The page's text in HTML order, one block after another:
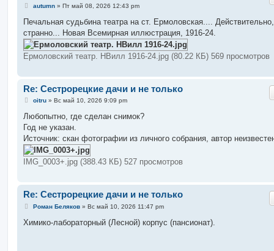
С
о
щ
е
н
и
autumn» Пт май 08, 2026 12:43 pm
Печальная судьбина театра на ст. Ермоловская.... Действительно,
странно... Новая Всемирная иллюстрация, 1916-24.
Ермоловский театр. НВилл 1916-24.jpg (80.22 КБ) 569 просмотров
Re: Сестрорецкие дачи и не только
С
о
щ
е
н
и
е
oitru» Вс май 10, 2026 9:09 pm
Любопытно, где сделан снимок?
Год не указан.
Источник: скан фотографии из личного собрания, автор
IMG_0003+.jpg (388.43 КБ) 527 просмотров
Re: Сестрорецкие дачи и не только
С
о
Роман Беляков» Вс май 10, 2026 11:47 pm
Химико-лабораторный (Лесной) корпус (пансионат).